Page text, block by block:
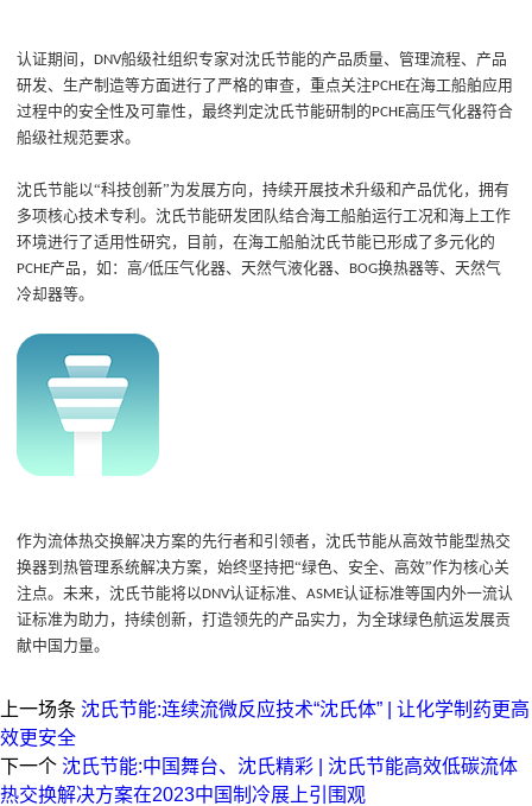
认证期间，DNV船级社组织专家对沈氏节能的产品质量、管理流程、产品
研发、生产制造等方面进行了严格的审查，重点关注PCHE在海工船舶应用
过程中的安全性及可靠性，最终判定沈氏节能研制的PCHE高压气化器符合
船级社规范要求。
沈氏节能以“科技创新”为发展方向，持续开展技术升级和产品优化，拥有
多项核心技术专利。沈氏节能研发团队结合海工船舶运行工况和海上工作
环境进行了适用性研究，
目前，在海工船舶沈氏节能已形成了多元化的
PCHE产品，如：高/低压气化器、天然气液化器、 BOG换热器等、天然气
冷却器等。
作为流体热交换解决方案的先行者和引领者，沈氏节能从高效节能型热交
换器到热管理系统解决方案，始终坚持把“绿色、安全、高效”作为核心关
注点。未来，沈氏节能将以DNV认证标准、ASME认证标准等国内外一流认
证标准为 助力 ，持续创新，打造领先的产品实力 ， 为全球绿色航运发展贡
献中国力量。
上一场条 沈氏节能:连续流微反应技术“沈氏体” | 让化学制药更高
效更安全
下一个 沈氏节能:中国舞台、沈氏精彩 | 沈氏节能高效低碳流体
热交换解决方案在2023中国制冷展上引围观